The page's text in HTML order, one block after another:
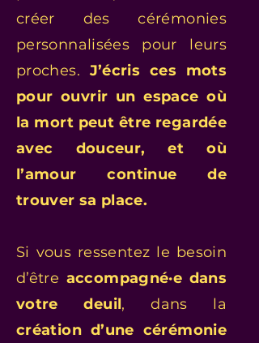
créer des cérémonies
personnalisées pour leurs
proches. J’écris ces mots
pour ouvrir un espace où
la mort peut être regardée
avec douceur, et où
l’amour continue de
trouver sa place.
Si vous ressentez le besoin
d’être accompagné·e dans
votre deuil, dans la
création d’une cérémonie